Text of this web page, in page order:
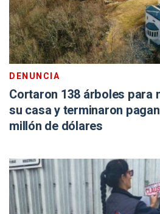
DENUNCIA
Cortaron 138 árboles para
su casa y terminaron
millón de dólares